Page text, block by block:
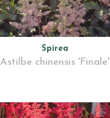
Spirea
Astilbe chinensis 'Finale'